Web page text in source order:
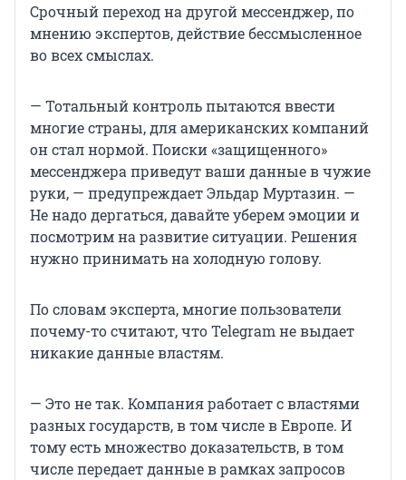
Срочный переход на другой мессенджер, по
мнению экспертов, действие бессмысленное
во всех смыслах.
— Тотальный контроль пытаются ввести
многие страны, для американских компаний
он стал нормой. Поиски «защищенного»
мессенджера приведут ваши данные в чужие
руки, — предупреждает Эльдар Муртазин. —
Не надо дергаться, давайте уберем эмоции и
посмотрим на развитие ситуации. Решения
нужно принимать на холодную голову.
По словам эксперта, многие пользователи
почему-то считают, что Telegram не выдает
никакие данные властям.
— Это не так. Компания работает с властями
разных государств, в том числе в Европе. И
тому есть множество доказательств, в том
числе передает данные в рамках запросов